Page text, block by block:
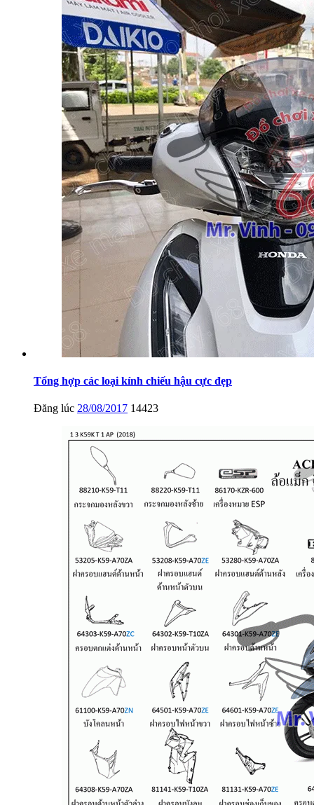
Tổng hợp các loại kính chiếu hậu cực đẹp
Đăng lúc 28/08/2017 14423